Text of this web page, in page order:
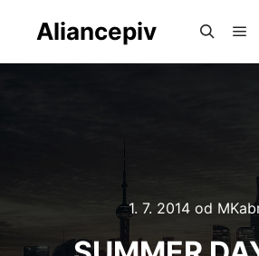
Aliancepiv
1. 7. 2014od